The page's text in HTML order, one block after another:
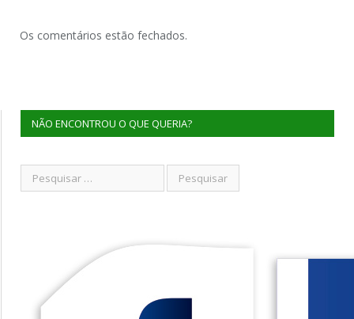
Os comentários estão fechados.
NÃO ENCONTROU O QUE QUERIA?